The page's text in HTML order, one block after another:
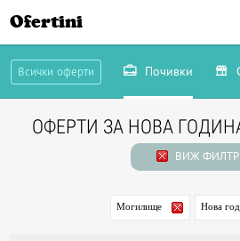
Ofertini
Всички оферти Почивки
ОФЕРТИ ЗА НОВА
ВИЖ
Могилище Нова